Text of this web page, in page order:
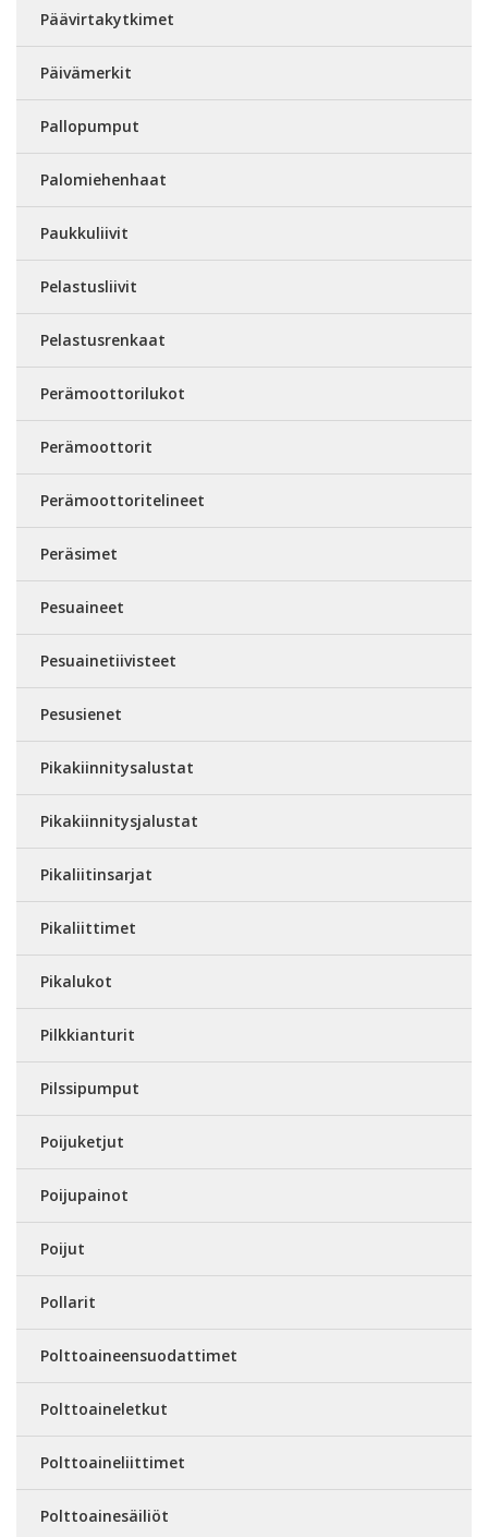
Päävirtakytkimet
Päivämerkit
Pallopumput
Palomiehenhaat
Paukkuliivit
Pelastusliivit
Pelastusrenkaat
Perämoottorilukot
Perämoottorit
Perämoottoritelineet
Peräsimet
Pesuaineet
Pesuainetiivisteet
Pesusienet
Pikakiinnitysalustat
Pikakiinnitysjalustat
Pikaliitinsarjat
Pikaliittimet
Pikalukot
Pilkkianturit
Pilssipumput
Poijuketjut
Poijupainot
Poijut
Pollarit
Polttoaineensuodattimet
Polttoaineletkut
Polttoaineliittimet
Polttoainesäiliöt